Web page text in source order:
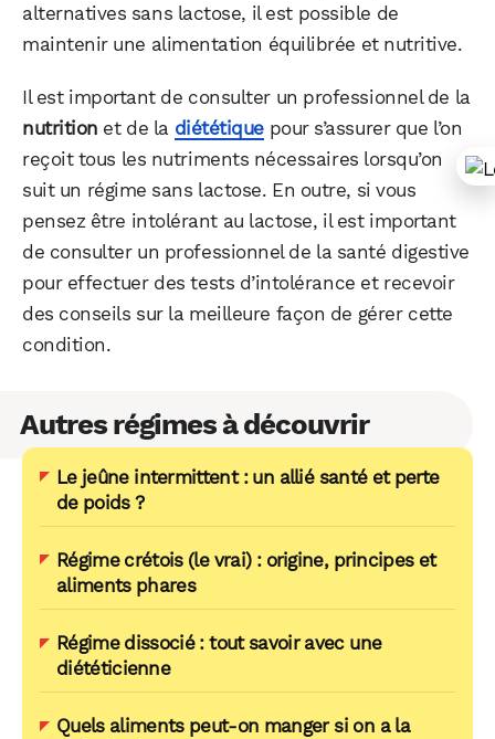
alternatives sans lactose, il est possible de
maintenir une alimentation équilibrée et nutritive.
Il est important de consulter un professionnel de la
nutrition et de la diététiquepour s’assurer que l’on
reçoit tous les nutriments nécessaires lorsqu’on
suit un régime sans lactose. En outre, si vous
pensez être intolérant au lactose, il est important
de consulter un professionnel de la santé digestive
pour effectuer des tests d’intolérance et recevoir
des conseils sur la meilleure façon de gérer cette
condition.
Autres régimes à découvrir
Le jeûne intermittent : un allié santé et perte
de poids ?
Régime crétois (le vrai) : origine, principes et
aliments phares
Régime dissocié : tout savoir avec une
diététicienne
Quels aliments peut-on manger si on a la